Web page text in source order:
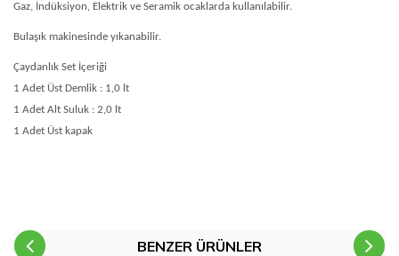
Gaz, İndüksiyon, Elektrik ve Seramik ocaklarda kullanılabilir.
Bulaşık makinesinde yıkanabilir.
Çaydanlık Set İçeriği
1 Adet Üst Demlik : 1,0 lt
1 Adet Alt Suluk : 2,0 lt
1 Adet Üst kapak
BENZER ÜRÜNLER